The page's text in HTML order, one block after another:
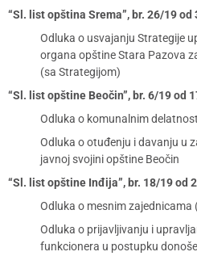
“Sl. list opština Srema”, br. 26/19
Odluka o usvajanju Strategije
organa opštine Stara Pazova
(sa Strategijom)
“Sl. list opštine Beočin”, br. 6/19 od
Odluka o komunalnim
Odluka o otuđenju i davanju u
javnoj svojini opštine Beočin
“Sl. list opštine Inđija”, br. 18/19 od
Odluka o mesnim zajednicama
Odluka o prijavljivanju i
funkcionera u postupku